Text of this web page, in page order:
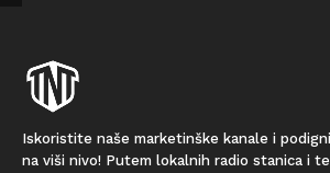
Iskoristite naše marketinške kanale i
na viši nivo! Putem lokalnih radio stanica i